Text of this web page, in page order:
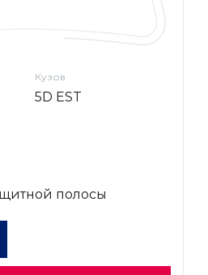
Кузов
5D EST
полосы